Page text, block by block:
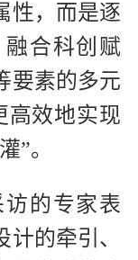
性，而是逐
合科创赋
要素的多元
高效地实现
”。
的专家表
的牵引、